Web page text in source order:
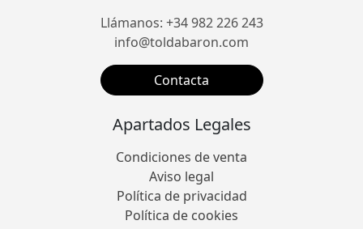
Llámanos: +34 982 226 243
info@toldabaron.com
Contacta
Apartados Legales
Condiciones de venta
Aviso legal
Política de privacidad
Política de cookies